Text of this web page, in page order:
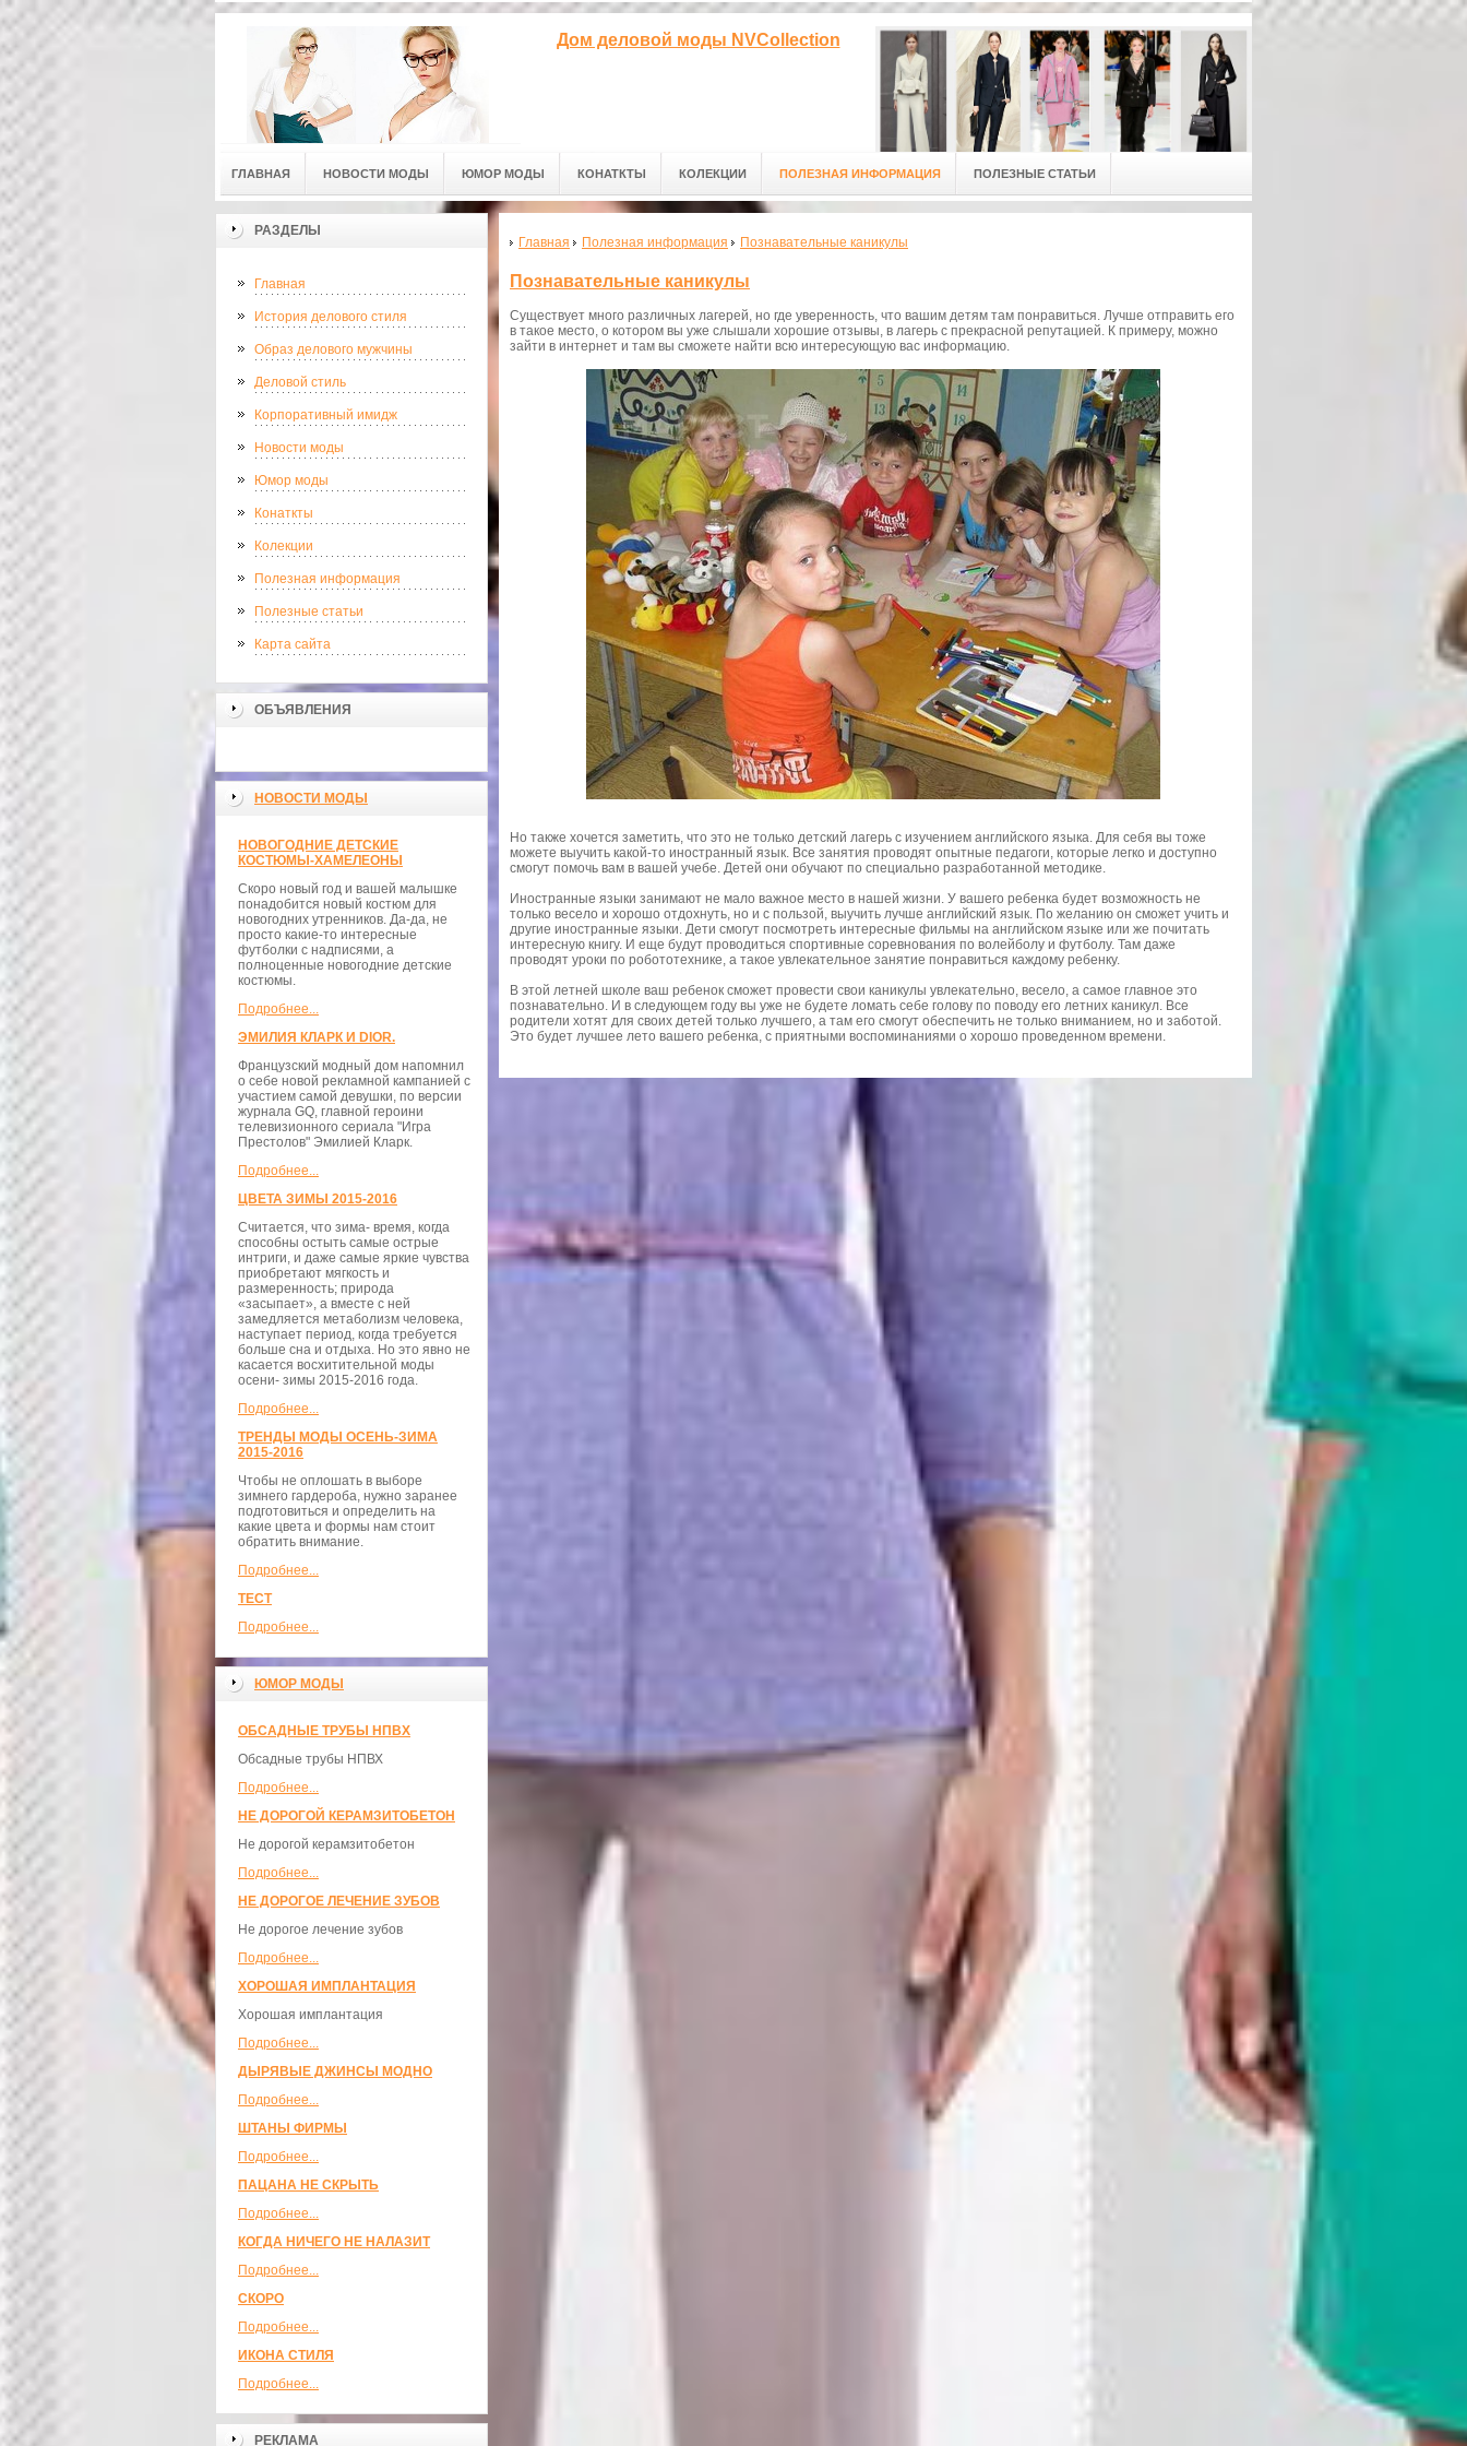
Дом деловой моды NVCollection
ГЛАВНАЯ НОВОСТИ МОДЫ ЮМОР МОДЫ КОНАТКТЫ КОЛЕКЦИИ ПОЛЕЗНАЯ ИНФОРМАЦИЯ ПОЛЕЗНЫЕ СТАТЬИ
РАЗДЕЛЫ
Главная
История делового стиля
Образ делового мужчины
Деловой стиль
Корпоративный имидж
Новости моды
Юмор моды
Конаткты
Колекции
Полезная информация
Полезные статьи
Карта сайта
ОБЪЯВЛЕНИЯ
НОВОСТИ МОДЫ
НОВОГОДНИЕ ДЕТСКИЕ
КОСТЮМЫ-ХАМЕЛЕОНЫ
Скоро новый год и вашей малышке
понадобится новый костюм для
новогодних утренников. Да-да, не
просто какие-то интересные
футболки с надписями, а
полноценные новогодние детские
костюмы.
Подробнее...
ЭМИЛИЯ КЛАРК И DIOR.
Французский модный дом напомнил
о себе новой рекламной кампанией с
участием самой девушки, по версии
журнала GQ, главной героини
телевизионного сериала "Игра
Престолов" Эмилией Кларк.
Подробнее...
ЦВЕТА ЗИМЫ 2015-2016
Считается, что зима- время, когда
способны остыть самые острые
интриги, и даже самые яркие чувства
приобретают мягкость и
размеренность; природа
«засыпает», а вместе с ней
замедляется метаболизм человека,
наступает период, когда требуется
больше сна и отдыха. Но это явно не
касается восхитительной моды
осени- зимы 2015-2016 года.
Подробнее...
ТРЕНДЫ МОДЫ ОСЕНЬ-ЗИМА
2015-2016
Чтобы не оплошать в выборе
зимнего гардероба, нужно заранее
подготовиться и определить на
какие цвета и формы нам стоит
обратить внимание.
Подробнее...
ТЕСТ
Подробнее...
ЮМОР МОДЫ
ОБСАДНЫЕ ТРУБЫ НПВХ
Обсадные трубы НПВХ
Подробнее...
НЕ ДОРОГОЙ КЕРАМЗИТОБЕТОН
Не дорогой керамзитобетон
Подробнее...
НЕ ДОРОГОЕ ЛЕЧЕНИЕ ЗУБОВ
Не дорогое лечение зубов
Подробнее...
ХОРОШАЯ ИМПЛАНТАЦИЯ
Хорошая имплантация
Подробнее...
ДЫРЯВЫЕ ДЖИНСЫ МОДНО
Подробнее...
ШТАНЫ ФИРМЫ
Подробнее...
ПАЦАНА НЕ СКРЫТЬ
Подробнее...
КОГДА НИЧЕГО НЕ НАЛАЗИТ
Подробнее...
СКОРО
Подробнее...
ИКОНА СТИЛЯ
Подробнее...
РЕКЛАМА
Главная Полезная информация Познавательные каникулы
Познавательные каникулы
Существует много различных лагерей, но где уверенность, что вашим детям там понравиться. Лучше отправить его
в такое место, о котором вы уже слышали хорошие отзывы, в лагерь с прекрасной репутацией. К примеру, можно
зайти в интернет и там вы сможете найти всю интересующую вас информацию.
Но также хочется заметить, что это не только детский лагерь с изучением английского языка. Для себя вы тоже
можете выучить какой-то иностранный язык. Все занятия проводят опытные педагоги, которые легко и доступно
смогут помочь вам в вашей учебе. Детей они обучают по специально разработанной методике.
Иностранные языки занимают не мало важное место в нашей жизни. У вашего ребенка будет возможность не
только весело и хорошо отдохнуть, но и с пользой, выучить лучше английский язык. По желанию он сможет учить и
другие иностранные языки. Дети смогут посмотреть интересные фильмы на английском языке или же почитать
интересную книгу. И еще будут проводиться спортивные соревнования по волейболу и футболу. Там даже
проводят уроки по робототехнике, а такое увлекательное занятие понравиться каждому ребенку.
В этой летней школе ваш ребенок сможет провести свои каникулы увлекательно, весело, а самое главное это
познавательно. И в следующем году вы уже не будете ломать себе голову по поводу его летних каникул. Все
родители хотят для своих детей только лучшего, а там его смогут обеспечить не только вниманием, но и заботой.
Это будет лучшее лето вашего ребенка, с приятными воспоминаниями о хорошо проведенном времени.